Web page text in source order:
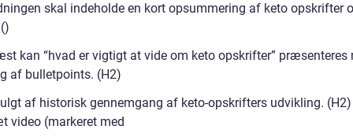
skal indeholde en kort opsummering af keto opskrifter
kan “hvad er vigtigt at vide om keto opskrifter” præsenteres
af bulletpoints. (H2)
af historisk gennemgang af keto-opskrifters udvikling. (H2)
video (markeret med